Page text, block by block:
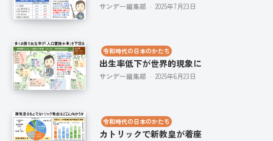
サンデー編集部 - 2025年7月23日
令和時代の日本のかたち
出生率低下が世界的現象に
サンデー編集部 - 2025年6月23日
令和時代の日本のかたち
カトリックで新教皇が着座